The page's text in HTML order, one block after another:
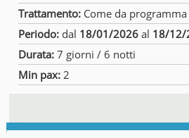
Trattamento: Come da programma
Periodo: dal 18/01/2026 al 18/12/
Durata:7 giorni / 6 notti
Min pax:2